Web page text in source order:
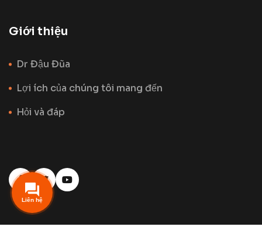
Liên hệ
Giới thiệu
Dr Đậu Đũa
Lợi ích của chúng tôi mang đến
Hỏi và đáp